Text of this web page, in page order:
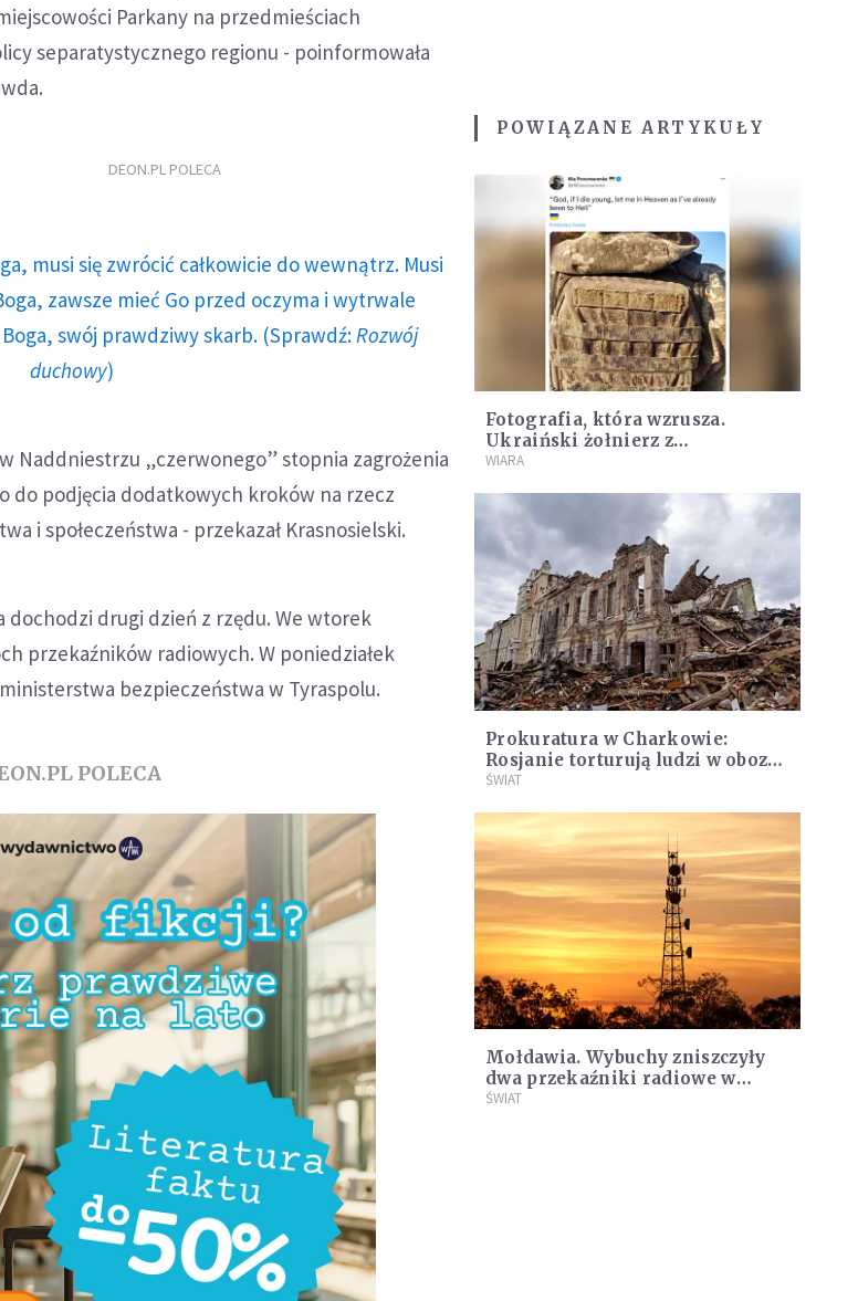
Parkany na przedmieściach
separatystycznego regionu - poinformowała
DEON.PL POLECA
musi się zwrócić całkowicie do wewnątrz. Musi
zawsze mieć Go przed oczyma i wytrwale
swój prawdziwy skarb. (Sprawdź: Rozwój
duchowy)
Naddniestrzu „czerwonego” stopnia zagrożenia
do podjęcia dodatkowych kroków na rzecz
i społeczeństwa - przekazał Krasnosielski.
drugi dzień z rzędu. We wtorek
przekaźników radiowych. W poniedziałek
bezpieczeństwa w Tyraspolu.
POLECA
POWIĄZANE ARTYKUŁY
Fotografia, która wzrusza.
Ukraiński żołnierz z
przesłaniem do Boga
WIARA
Prokuratura w Charkowie:
Rosjanie torturują ludzi w obozie
koncentracyjnym w Wołczańsku
ŚWIAT
Mołdawia. Wybuchy zniszczyły
dwa przekaźniki radiowe w
Naddniestrzu
ŚWIAT